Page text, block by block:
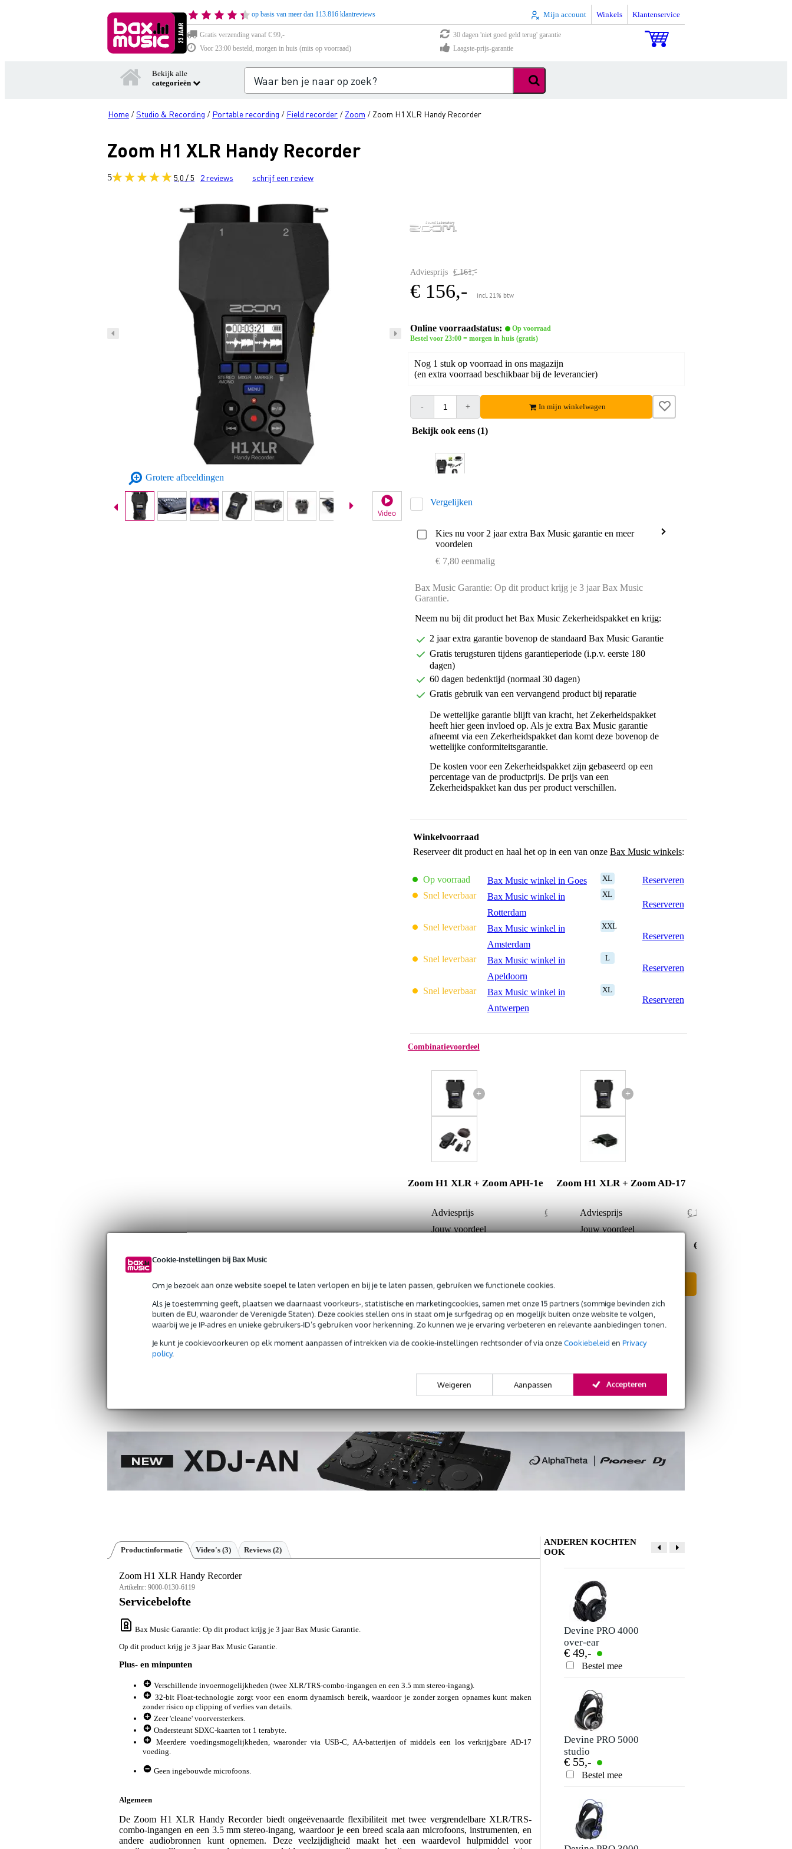
Cookie-instellingen bij Bax Music
Om je bezoek aan onze website soepel te laten verlopen en bij je te laten passen, gebruiken we functionele cookies.
Als je toestemming geeft, plaatsen we daarnaast voorkeurs-, statistische en marketingcookies, samen met onze 15 partners (sommige bevinden zich
buiten de EU, waaronder de Verenigde Staten). Deze cookies stellen ons in staat om je surfgedrag op en mogelijk buiten onze website te volgen,
waarbij we je IP-adres en unieke gebruikers-ID’s gebruiken voor herkenning. Zo kunnen we je ervaring verbeteren en relevante aanbiedingen tonen.
Je kunt je cookievoorkeuren op elk moment aanpassen of intrekken via de cookie-instellingen rechtsonder of via onzeCookiebeleid en Privacy
policy.
Weigeren Aanpassen Accepteren
op basis van meer dan 113.816 klantreviews Mijn account Winkels Klantenservice
Gratis verzending vanaf € 99,-
30 dagen 'niet goed geld terug' garantie
Voor 23:00 besteld, morgen in huis (mits op voorraad)
Laagste-prijs-garantie
Bekijk alle
categorieën
Home /Studio & Recording / Portable recording / Field recorder / Zoom / Zoom H1 XLR Handy Recorder
Zoom H1 XLR Handy Recorder
5 5,0 / 5 2reviews schrijf een review
Grotere afbeeldingen
Video
Adviesprijs € 161,-
€ 156,- incl. 21% btw
Online voorraadstatus:
Op voorraad
Bestel voor 23:00 = morgen in huis (gratis)
Nog 1 stuk op voorraad in ons magazijn
(en extra voorraad beschikbaar bij de leverancier)
- + In mijn winkelwagen
Bekijk ook eens (1)
Vergelijken
Kies nu voor 2 jaar extra Bax Music garantie en meer
voordelen
€ 7,80 eenmalig
Bax Music Garantie: Op dit product krijg je 3 jaar Bax Music
Garantie.
Neem nu bij dit product het Bax Music Zekerheidspakket en krijg:
2 jaar extra garantie bovenop de standaard Bax Music Garantie
Gratis terugsturen tijdens garantieperiode (i.p.v. eerste 180
dagen)
60 dagen bedenktijd (normaal 30 dagen)
Gratis gebruik van een vervangend product bij reparatie
De wettelijke garantie blijft van kracht, het Zekerheidspakket
heeft hier geen invloed op. Als je extra Bax Music garantie
afneemt via een Zekerheidspakket dan komt deze bovenop de
wettelijke conformiteitsgarantie.
De kosten voor een Zekerheidspakket zijn gebaseerd op een
percentage van de productprijs. De prijs van een
Zekerheidspakket kan dus per product verschillen.
Winkelvoorraad
Reserveer dit product en haal het op in een van onze Bax Music winkels:
Op voorraad Bax Music winkel in Goes XL
Reserveren
Snel leverbaar
Bax Music winkel in
Rotterdam
XL
Reserveren
Snel leverbaar
Bax Music winkel in
Amsterdam
XXL
Reserveren
Snel leverbaar
Bax Music winkel in
Apeldoorn
L
Reserveren
Snel leverbaar
Bax Music winkel in
Antwerpen
XL
Reserveren
Combinatievoordeel
+
Zoom H1 XLR + Zoom APH-1e
Adviesprijs
€ 195,-
Jouw voordeel
€ 2,-
In mijn winkelwagen
+
Zoom H1 XLR + Zoom AD-17
Adviesprijs
€ 169,90
Jouw voordeel
€ 169,-
Productinformatie
Laagste-prijs-garantie
Gratis CO2-neutrale verzending
Productinformatie Video's (3) Reviews (2)
Zoom H1 XLR Handy Recorder
Artikelnr: 9000-0130-6119
Servicebelofte
Bax Music Garantie: Op dit product krijg je 3 jaar Bax Music Garantie.
Op dit product krijg je 3 jaar Bax Music Garantie.
Plus- en minpunten
Verschillende invoermogelijkheden (twee XLR/TRS-combo-ingangen en een 3.5 mm stereo-ingang).
32-bit Float-technologie zorgt voor een enorm dynamisch bereik, waardoor je zonder zorgen opnames kunt maken
zonder risico op clipping of verlies van details.
Zeer 'cleane' voorversterkers.
Ondersteunt SDXC-kaarten tot 1 terabyte.
Meerdere voedingsmogelijkheden, waaronder via USB-C, AA-batterijen of middels een los verkrijgbare AD-17
voeding.
Geen ingebouwde microfoons.
Algemeen
De Zoom H1 XLR Handy Recorder biedt ongeëvenaarde flexibiliteit met twee vergrendelbare XLR/TRS-
combo-ingangen en een 3.5 mm stereo-ingang, waardoor je een breed scala aan microfoons, instrumenten, en
andere audiobronnen kunt opnemen. Deze veelzijdigheid maakt het een waardevol hulpmiddel voor
ANDEREN KOCHTEN
OOK
Devine PRO 4000
over-ear
koptelefoon
€ 49,-
Bestel mee
Devine PRO 5000
studio
hoofdtelefoon
€ 55,-
Bestel mee